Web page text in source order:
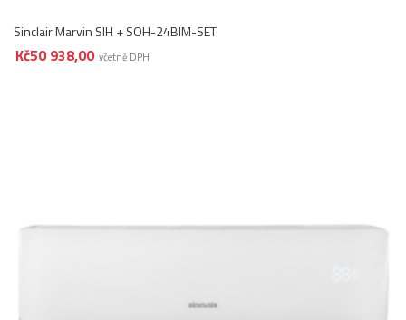
Sinclair Marvin SIH + SOH-24BIM-SET
Kč50 938,00 včetně DPH